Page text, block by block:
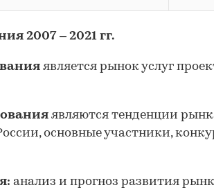
2007 – 2021 гг.
является рынок услуг
являются тенденции
основные участники,
анализ и прогноз развития